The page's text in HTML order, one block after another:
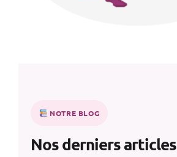
NOTRE BLOG
Nos derniers articles